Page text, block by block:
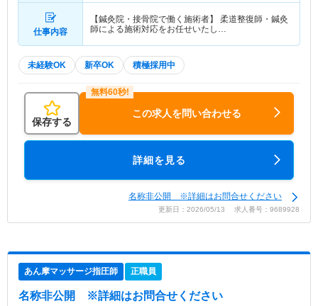
仕事内容
【鍼灸院・接骨院で働く施術者】 柔道整復師・鍼灸
師による施術対応をお任せいたし…
未経験OK 新卒OK 積極採用中
保存する
この求人を問い合わせる
詳細を見る
名称非公開 ※詳細はお問合せください
更新日：2026/05/13 求人番号：9689928
あん摩マッサージ指圧師 正職員
名称非公開 ※詳細はお問合せください